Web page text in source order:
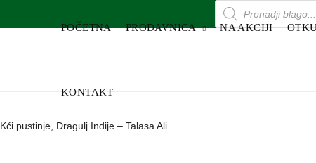
POČETNA PRODAVNICA NA AKCIJI
KONTAKT
Kći pustinje, Dragulj Indije – Talasa Ali